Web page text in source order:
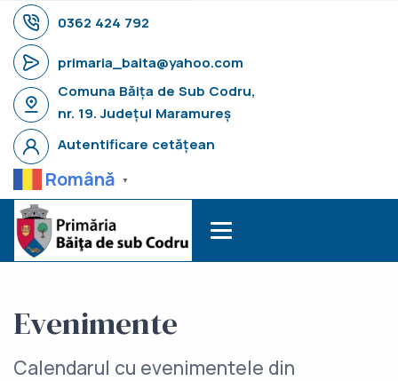
0362 424 792
primaria_baita@yahoo.com
Comuna Băița de Sub Codru,
nr. 19. Județul Maramureș
Autentificare cetățean
Română ▼
Evenimente
Calendarul cu evenimentele din